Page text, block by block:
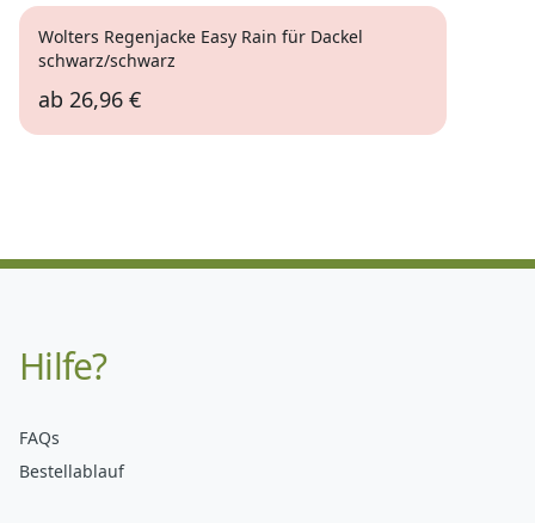
Wolters Regenjacke Easy Rain für Dackel
schwarz/schwarz
ab 26,96 €
Hilfe?
FAQs
Bestellablauf